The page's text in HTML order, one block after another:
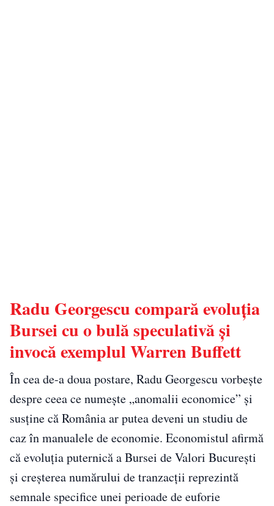
Radu Georgescu compară evoluția
Bursei cu o bulă speculativă și
invocă exemplul Warren Buffett
În cea de-a doua postare, Radu Georgescu vorbește
despre ceea ce numește „anomalii economice” și
susține că România ar putea deveni un studiu de
caz în manualele de economie. Economistul afirmă
că evoluția puternică a Bursei de Valori București
și creșterea numărului de tranzacții reprezintă
semnale specifice unei perioade de euforie